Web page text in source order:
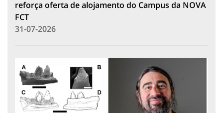
reforça oferta de alojamento do Campus da NOVA
FCT
31-07-2026